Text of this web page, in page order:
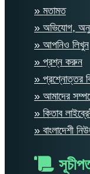
» মতামত
» অভিযোগ,
» আপনিও লিখুন
» প্রশ্ন করুন
» প্রশ্নোত্তর
» আমাদের
» কিতাব
» বাংলাদেশী